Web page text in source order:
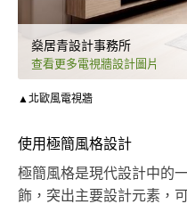
燊居青設計事務所
查看更多電視牆設計圖片
▲北歐風電視牆
使用極簡風格設計
極簡風格是現代設計中的
飾，突出主要設計元素，